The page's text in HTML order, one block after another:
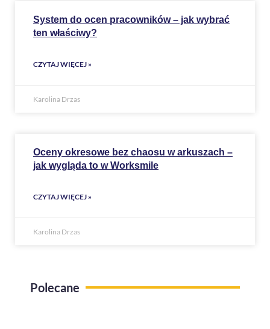
System do ocen pracowników – jak wybrać
ten właściwy?
CZYTAJ WIĘCEJ »
Karolina Drzas
Oceny okresowe bez chaosu w arkuszach –
jak wygląda to w Worksmile
CZYTAJ WIĘCEJ »
Karolina Drzas
Polecane